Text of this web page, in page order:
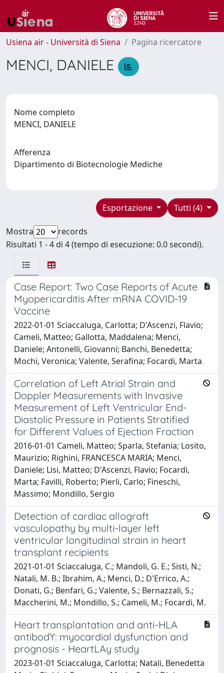
Usiena air - Università di Siena Pagina ricercatore
MENCI, DANIELE
Nome completo
MENCI, DANIELE
Afferenza
Dipartimento di Biotecnologie Mediche
Tutti (4)
Esportazione
Mostra
records
Risultati 1 - 4 di 4 (tempo di esecuzione: 0.0 secondi).
Case Report: Two Case Reports of Acute
Myopericarditis After mRNA COVID-19
Vaccine
2022-01-01 Sciaccaluga, Carlotta; D'Ascenzi, Flavio;
Cameli, Matteo; Gallotta, Maddalena; Menci,
Daniele; Antonelli, Giovanni; Banchi, Benedetta;
Mochi, Veronica; Valente, Serafina; Focardi, Marta
Correlation of Left Atrial Strain and
Doppler Measurements with Invasive
Measurement of Left Ventricular End-
Diastolic Pressure in Patients Stratified
for Different Values of Ejection Fraction
2016-01-01 Cameli, Matteo; Sparla, Stefania; Losito,
Maurizio; Righini, FRANCESCA MARIA; Menci,
Daniele; Lisi, Matteo; D'Ascenzi, Flavio; Focardi,
Marta; Favilli, Roberto; Pierli, Carlo; Fineschi,
Massimo; Mondillo, Sergio
Detection of cardiac allograft
vasculopathy by multi-layer left
ventricular longitudinal strain in heart
transplant recipients
2021-01-01 Sciaccaluga, C.; Mandoli, G. E.; Sisti, N.;
Natali, M. B.; Ibrahim, A.; Menci, D.; D'Errico, A.;
Donati, G.; Benfari, G.; Valente, S.; Bernazzali, S.;
Maccherini, M.; Mondillo, S.; Cameli, M.; Focardi, M.
Heart transplantation and anti-HLA
antibodY: myocardial dysfunction and
prognosis - HeartLAy study
2023-01-01 Sciaccaluga, Carlotta; Natali, Benedetta